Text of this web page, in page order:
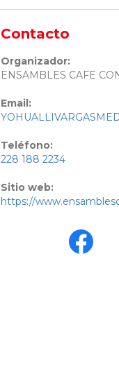
Contacto
Organizador:
Email:
Teléfono:
228 188 2234
Sitio web: